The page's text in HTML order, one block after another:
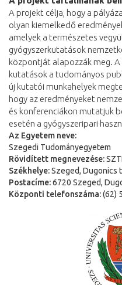
A projekt célja, hogy a
olyan kiemelkedő
amelyek a természetes
gyógyszerkutatások
központját alapozzák meg.
kutatások a tudományos
új kutatói munkahelyek
hogy az eredményeket
és konferenciákon mutatjuk
esetén a gyógyszeripari
Az Egyetem neve:
Szegedi Tudományegyetem
Rövidített megnevezése:
Székhelye:Szeged, Dugonics
Postacíme:6720 Szeged,
Központi telefonszáma:(62)